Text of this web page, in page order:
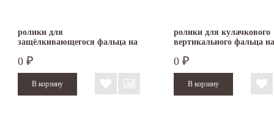
ролики для
защёлкивающегося фальца на
сталь)
0 ₽
ролики для кулачкового
вертикального фальца
0 ₽